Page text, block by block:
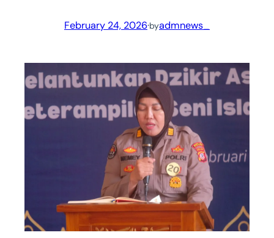
February 24, 2026·byadmnews_